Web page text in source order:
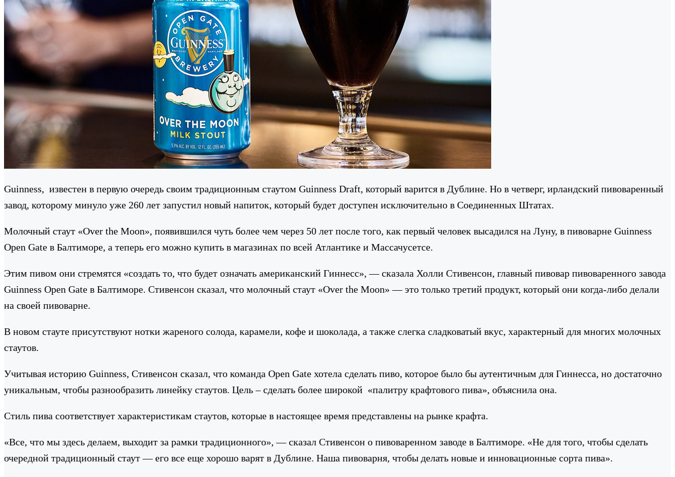
Guinness, известен в первую очередь своим традиционным стаутом Guinness Draft, который варится в Дублине. Но в четверг, ирландский пивоваренный
завод, которому минуло уже 260 лет запустил новый напиток, который будет доступен исключительно в Соединенных Штатах.
Молочный стаут ​​«Over the Moon», появившился чуть более чем через 50 лет после того, как первый человек высадился на Луну, в пивоварне Guinness
Open Gate в Балтиморе, а теперь его можно купить в магазинах по всей Атлантике и Массачусетсе.
Этим пивом они стремятся «создать то, что будет означать американский Гиннесс», — сказала Холли Стивенсон, главный пивовар пивоваренного завода
Guinness Open Gate в Балтиморе. Стивенсон сказал, что молочный стаут ​​«Over the Moon» — это только третий продукт, который они когда-либо делали
на своей пивоварне.
В новом стауте присутствуют нотки жареного солода, карамели, кофе и шоколада, а также слегка сладковатый вкус, характерный для многих молочных
стаутов.
Учитывая историю Guinness, Стивенсон сказал, что команда Open Gate хотела сделать пиво, которое было бы аутентичным для Гиннеcса, но достаточно
уникальным, чтобы разнообразить линейку стаутов. Цель – сделать более широкой «палитру крафтового пива», объяснила она.
Стиль пива соответствует характеристикам стаутов, которые в настоящее время представлены на рынке крафта.
«Все, что мы здесь делаем, выходит за рамки традиционного», — сказал Стивенсон о пивоваренном заводе в Балтиморе. «Не для того, чтобы сделать
очередной традиционный стаут — его все еще хорошо варят в Дублине. Наша пивоварня, чтобы делать новые и инновационные сорта пива».